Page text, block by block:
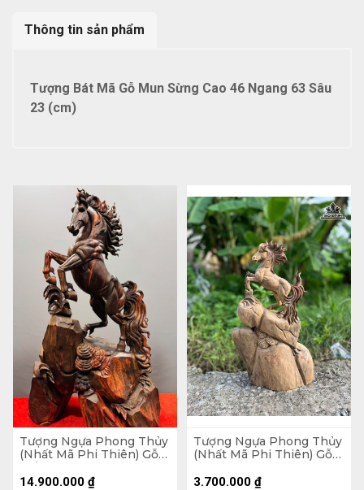
Thông tin sản phẩm
Tượng Bát Mã Gỗ Mun Sừng Cao 46 Ngang 63 Sâu
23 (cm)
Tượng Ngựa Phong Thủy
(Nhất Mã Phi Thiên) Gỗ
Sâu 28 (cm)
14.900.000 ₫
Tượng Ngựa Phong Thủy
(Nhất Mã Phi Thiên) Gỗ
28 Sâu 12 (cm)
3.700.000 ₫